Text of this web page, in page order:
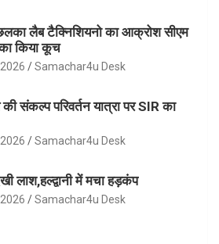
लैब टैक्निशियनो का आक्रोश सीएम
किया कूच
Samachar4u Desk
संकल्प परिवर्तन यात्रा पर SIR का
Samachar4u Desk
लाश,हल्द्वानी में मचा हड़कंप
Samachar4u Desk